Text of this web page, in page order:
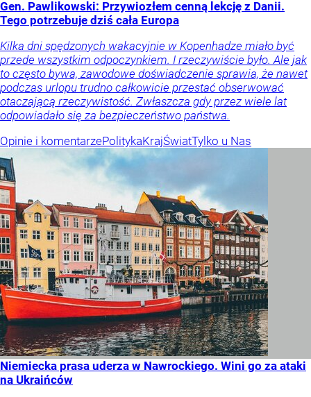
Gen. Pawlikowski: Przywiozłem cenną lekcję z Danii.
Tego potrzebuje dziś cała Europa
Kilka dni spędzonych wakacyjnie w Kopenhadze miało być
przede wszystkim odpoczynkiem. I rzeczywiście było. Ale jak
to często bywa, zawodowe doświadczenie sprawia, że nawet
podczas urlopu trudno całkowicie przestać obserwować
otaczającą rzeczywistość. Zwłaszcza gdy przez wiele lat
odpowiadało się za bezpieczeństwo państwa.
Opinie i komentarzePolitykaKrajŚwiatTylko u Nas
Niemiecka prasa uderza w Nawrockiego. Wini go za ataki
na Ukraińców